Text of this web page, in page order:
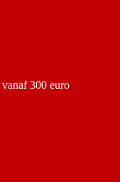
300 euro